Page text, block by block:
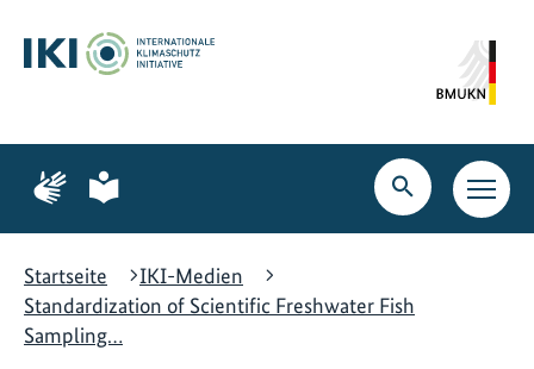
Hauptinhalt
springen
Suche
springen
Hauptnavigation
springen
Zur
Seite
Gebärdensprache
Zur
Seite
leichte
Suche
öffnen
Startseite
IKI-Medien
Standardization of Scientific Freshwater Fish
Sampling…